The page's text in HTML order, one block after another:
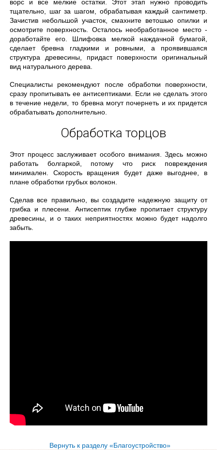
ворс и все мелкие остатки. Этот этап нужно проводить
тщательно, шаг за шагом, обрабатывая каждый сантиметр.
Зачистив небольшой участок, смахните ветошью опилки и
осмотрите поверхность. Осталось необработанное место -
доработайте его. Шлифовка мелкой наждачной бумагой,
сделает бревна гладкими и ровными, а проявившаяся
структура древесины, придаст поверхности оригинальный
вид натурального дерева.
Специалисты рекомендуют после обработки поверхности,
сразу пропитывать ее антисептиками. Если не сделать этого
в течение недели, то бревна могут почернеть и их придется
обрабатывать дополнительно.
Обработка торцов
Этот процесс заслуживает особого внимания. Здесь можно
работать болгаркой, потому что риск повреждения
минимален. Скорость вращения будет даже выгоднее, в
плане обработки грубых волокон.
Сделав все правильно, вы создадите надежную защиту от
грибка и плесени. Антисептик глубже пропитает структуру
древесины, и о таких неприятностях можно будет надолго
забыть.
Вернуть к разделу «Благоустройство»